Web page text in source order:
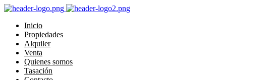
Inicio
Propiedades
Alquiler
Venta
Quienes somos
Tasación